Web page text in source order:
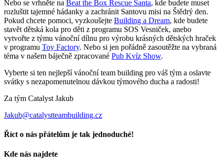
Nebo se vrhněte na Beat the Box Rescue Santa, kde budete muset
rozluštit tajemné hádanky a zachránit Santovu misi na Štědrý den.
Pokud chcete pomoci, vyzkoušejte Building a Dream, kde budete
stavět dětská kola pro děti z programu SOS Vesniček, anebo
vytvořte z týmu vánoční dílnu pro výrobu krásných dětských hraček
v programu Toy Factory. Nebo si jen pořádně zasoutěžte na vybraná
téma v našem báječně zpracované Pub Kvíz Show.
Vyberte si ten nejlepší vánoční team building pro váš tým a oslavte
svátky s nezapomenutelnou dávkou týmového ducha a radosti!
Za tým Catalyst Jakub
Jakub@catalystteambuilding.cz
Říct o nás přátelům je tak jednoduché!
Facebook
E-
Kde nás najdete